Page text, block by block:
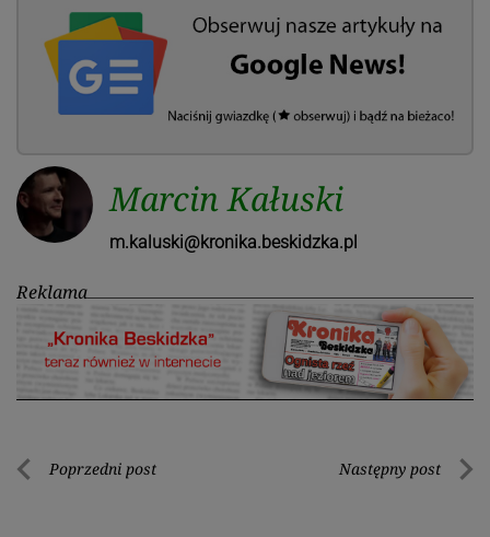
Marcin Kałuski
m.kaluski@kronika.beskidzka.pl
Reklama
Nawigacja
Poprzedni post Następny post